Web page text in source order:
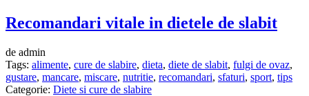
Recomandari vitale in dietele de slabit
de admin
Tags: alimente, cure de slabire, dieta, diete de slabit, fulgi de ovaz,
gustare, mancare, miscare, nutritie, recomandari, sfaturi, sport, tips
Categorie: Diete si cure de slabire